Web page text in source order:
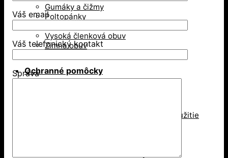
Gumáky a čižmy
Poltopánky
Vysoká členková obuv
Zimná obuv
Ochranné pomôcky
Respirátory na viacnásobné použitie
Váš email
Váš telefonický kontakt
Správa